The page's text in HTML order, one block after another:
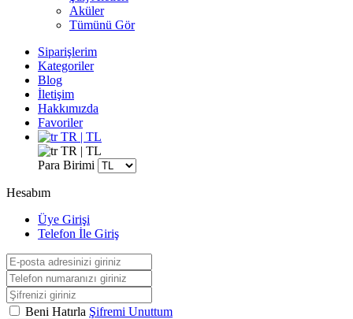
Aküler
Tümünü Gör
Siparişlerim
Kategoriler
Blog
İletişim
Hakkımızda
Favoriler
TR | TL
TR | TL
Para Birimi
Hesabım
Üye Girişi
Telefon İle Giriş
Beni Hatırla Şifremi Unuttum